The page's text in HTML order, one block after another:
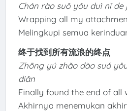
Chán rào suǒ yǒu duì nǐ de
Wrapping all my
Melingkupi semua
终于找到所有流浪的终点
Zhōng yú zhǎo dào suǒ
diǎn
Finally found the end of all
Akhirnya menemukan